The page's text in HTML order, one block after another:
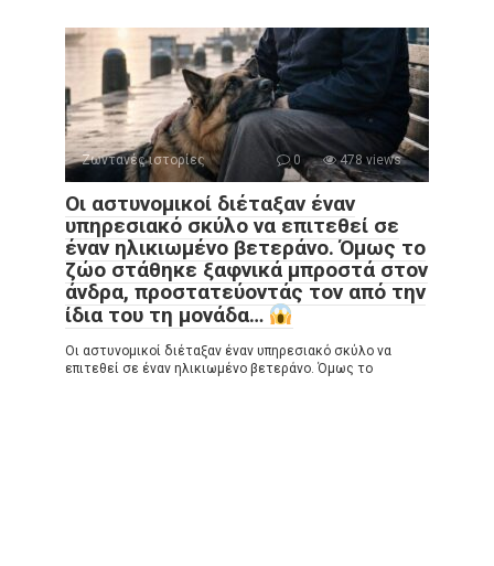
Ζωντανές ιστορίες 0 478 views
Οι αστυνομικοί διέταξαν έναν
υπηρεσιακό σκύλο να επιτεθεί σε
έναν ηλικιωμένο βετεράνο. Όμως το
ζώο στάθηκε ξαφνικά μπροστά στον
άνδρα, προστατεύοντάς τον από την
ίδια του τη μονάδα…
Οι αστυνομικοί διέταξαν έναν υπηρεσιακό σκύλο να
επιτεθεί σε έναν ηλικιωμένο βετεράνο. Όμως το